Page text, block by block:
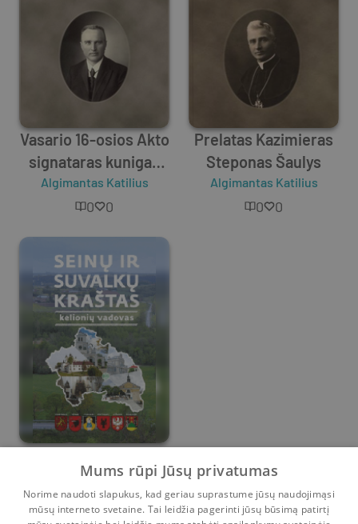
Vasario 16-osios Akto
signataras kunigas
Alfonsas Petrulis
Algimantas Katilius
0 0
Prelatas Kazimieras
Steponas Šaulys
Algimantas Katilius
0 0
kraštas: kelionių
vadovas
Algimantas Katilius,Giedrė Milerytė ,Jonas Drungilas
Mums rūpi Jūsų privatumas
Norime naudoti slapukus, kad geriau suprastume jūsų naudojimąsi
mūsų interneto svetaine. Tai leidžia pagerinti jūsų būsimą patirtį